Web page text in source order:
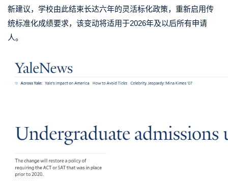
新建议，学校由此结束长达六年的灵活标化政策，重新启用传
统标准化成绩要求，该变动将适用于2026年及以后所有申请
人。